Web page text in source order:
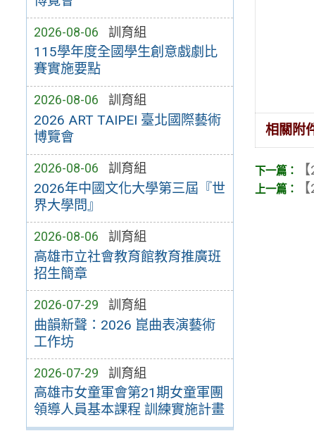
2026-08-06 訓育組
115學年度全國學生創意戲劇比
賽實施要點
2026-08-06 訓育組
2026 ART TAIPEI 臺北國際藝術
博覽會
2026-08-06 訓育組
2026年中國文化大學第三屆『世
界大學問』
2026-08-06 訓育組
高雄市立社會教育館教育推廣班
招生簡章
2026-07-29 訓育組
曲韻新聲：2026 崑曲表演藝術
工作坊
2026-07-29 訓育組
高雄市女童軍會第21期女童軍團
領導人員基本課程 訓練實施計畫
相關附